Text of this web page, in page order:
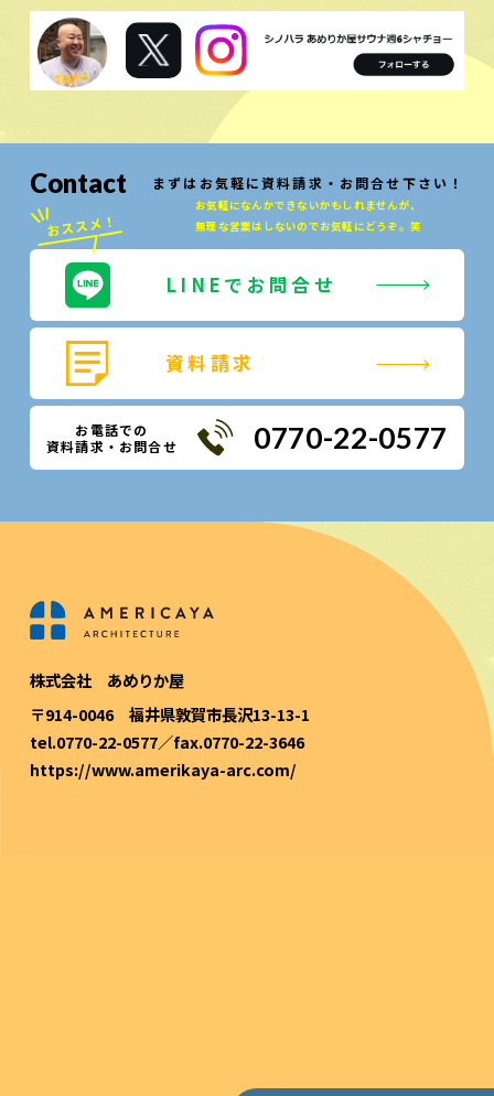
Contact まずはお気軽に資料請求・お問合せ下さい！
お気軽になんかできないかもしれませんが、
無理な営業はしないのでお気軽にどうぞ。笑
LINEでお問合せ
資料請求
お電話での
資料請求・お問合せ
0770-22-0577
株式会社 あめりか屋
〒914-0046 福井県敦賀市長沢13-13-1
tel.0770-22-0577／fax.0770-22-3646
https://www.amerikaya-arc.com/